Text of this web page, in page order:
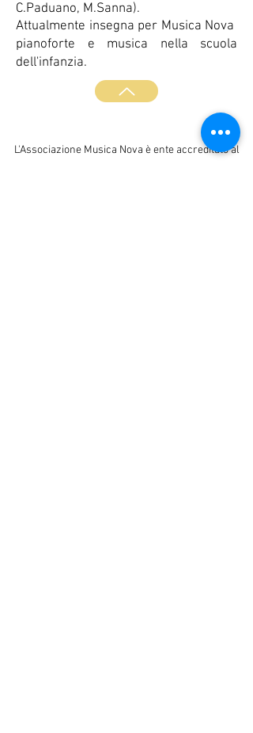
C.Paduano, M.Sanna).
Attualmente insegna per Musica Nova
pianoforte e musica nella scuola
dell'infanzia.
L'Associazione Musica Nova è ente accreditato al